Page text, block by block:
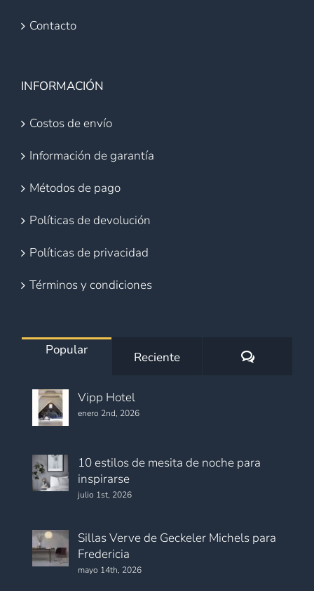
Contacto
INFORMACIÓN
Costos de envío
Información de garantía
Métodos de pago
Políticas de devolución
Políticas de privacidad
Términos y condiciones
Popular Reciente
Vipp Hotel
enero 2nd, 2026
10 estilos de mesita de noche para
inspirarse
julio 1st, 2026
Sillas Verve de Geckeler Michels para
Fredericia
mayo 14th, 2026